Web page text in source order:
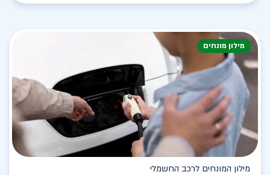
מילון מונחים
מילון המונחים לרכב החשמלי